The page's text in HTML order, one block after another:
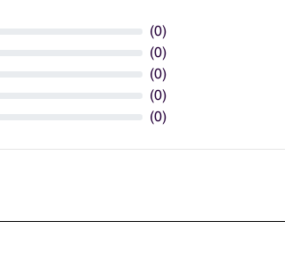
(0)
(0)
(0)
(0)
(0)